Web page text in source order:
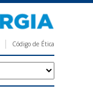
Código de Ética